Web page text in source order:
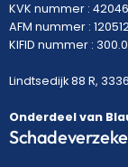
KVK nummer :
AFM nummer :
KIFID nummer :
Lindtsedijk 88 R, 3336
Onderdeel van